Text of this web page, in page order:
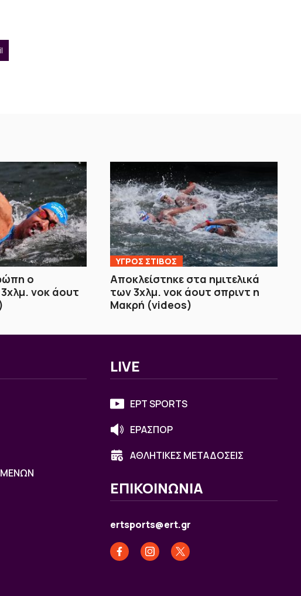
ο
νοκ άουτ
ΥΓΡΟΣ ΣΤΙΒΟΣ
Αποκλείστηκε στα ημιτελικά
των 3χλμ. νοκ άουτ σπριντ η
Μακρή (videos)
LIVE
ΕΡΤ SPORTS
ΕΡΑΣΠΟΡ
ΑΘΛΗΤΙΚΕΣ ΜΕΤΑΔΟΣΕΙΣ
ΕΠΙΚΟΙΝΩΝΙΑ
ertsports@ert.gr